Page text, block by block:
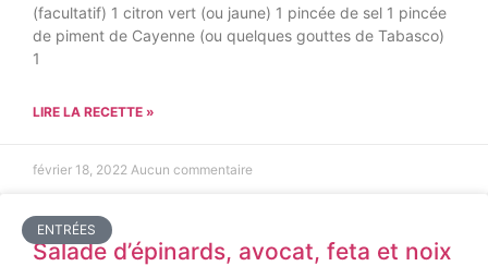
(facultatif) 1 citron vert (ou jaune) 1 pincée de sel 1 pincée
de piment de Cayenne (ou quelques gouttes de Tabasco)
1
LIRE LA RECETTE »
février 18, 2022 Aucun commentaire
ENTRÉES
Salade d’épinards, avocat, feta et noix